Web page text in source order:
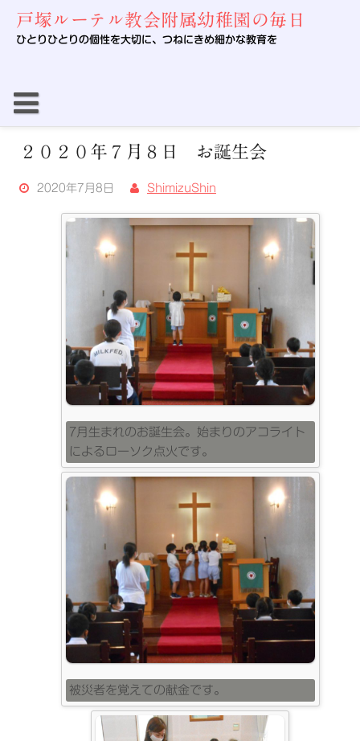
content
戸塚ルーテル教会附属幼稚園の毎日
ひとりひとりの個性を大切に、つねにきめ細かな教育を
２０２０年７月８日 お誕生会
2020年7月8日 ShimizuShin
7月生まれのお誕生会。始まりのアコライト
によるローソク点火です。
被災者を覚えての献金です。